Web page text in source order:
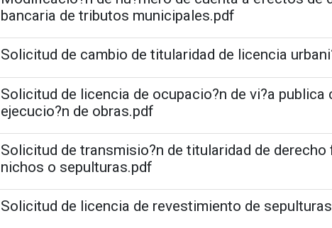
bancaria de tributos municipales.pdf
Solicitud de cambio de titularidad de licencia
Solicitud de licencia de ocupacio?n de vi?a publica
ejecucio?n de obras.pdf
Solicitud de transmisio?n de titularidad de derecho
nichos o sepulturas.pdf
Solicitud de licencia de revestimiento de